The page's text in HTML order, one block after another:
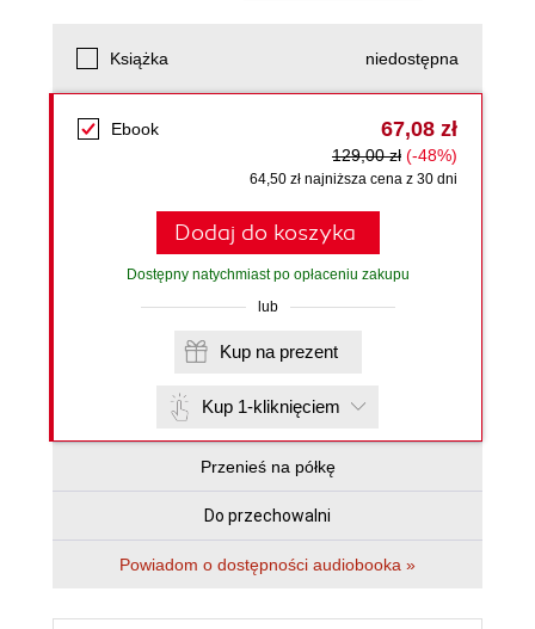
Książka niedostępna
Ebook 67,08 zł
129,00 zł (-48%)
64,50 zł najniższa cena z 30 dni
Dodaj do koszyka
Dostępny natychmiast po opłaceniu zakupu
lub
Kup na prezent
Kup 1-kliknięciem
Przenieś na półkę
Do przechowalni
Powiadom o dostępności audiobooka »